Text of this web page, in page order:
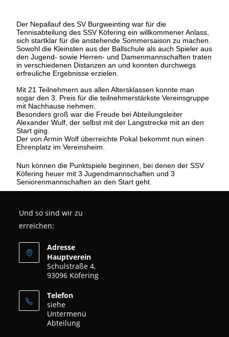
Der Nepallauf des SV Burgweinting war für die
Tennisabteilung des SSV Köfering ein willkommener Anlass,
sich startklar für die anstehende Sommersaison zu machen.
Sowohl die Kleinsten aus der Ballschule als auch Spieler aus
den Jugend- sowie Herren- und Damenmannschaften traten
in verschiedenen Distanzen an und konnten durchwegs
erfreuliche Ergebnisse erzielen.
Mit 21 Teilnehmern aus allen Altersklassen konnte man
sogar den 3. Preis für die teilnehmerstärkste Vereinsgruppe
mit Nachhause nehmen.
Besonders groß war die Freude bei Abteilungsleiter
Alexander Wulf, der selbst mit der Langstrecke mit an den
Start ging.
Der von Armin Wolf überreichte Pokal bekommt nun einen
Ehrenplatz im Vereinsheim.
Nun können die Punktspiele beginnen, bei denen der SSV
Köfering heuer mit 3 Jugendmannschaften und 3
Seniorenmannschaften an den Start geht.
Und so sind wir zu
erreichen:
Adresse
Hauptverein
Schulstraße 4,
93096 Köfering
Telefon
siehe
Untermenü
Abteilung